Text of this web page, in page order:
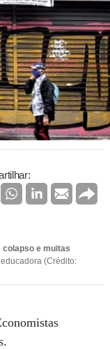
colapso e muitas
(Crédito: